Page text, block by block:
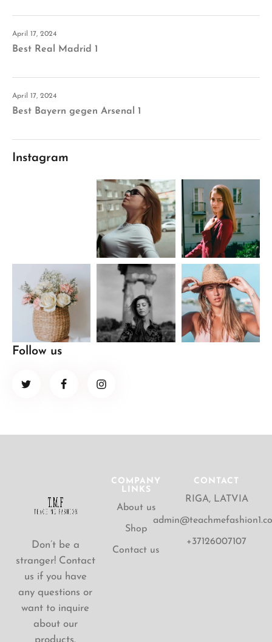
April 17, 2024
Best Real Madrid 1
April 17, 2024
Best Bayern gegen Arsenal 1
Instagram
Follow us
Don’t be a
stranger! Contact
us if you have
any questions or
want to inquire
about our
COMPANY
LINKS
About us
Shop
Contact us
CONTACT
RIGA, LATVIA
+37126007107